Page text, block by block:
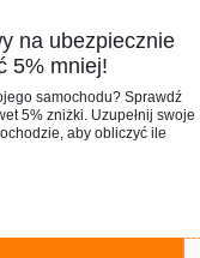
na ubezpiecznie
5% mniej!
samochodu? Sprawdź
5% zniżki. Uzupełnij swoje
aby obliczyć ile